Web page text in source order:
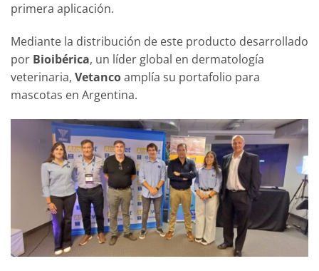
primera aplicación.
Mediante la distribución de este producto desarrollado
por Bioibérica, un líder global en dermatología
veterinaria, Vetancoamplía su portafolio para
mascotas en Argentina.